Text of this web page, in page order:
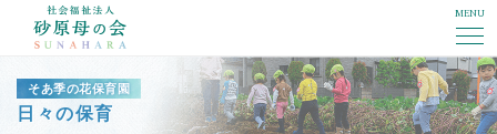
MENU
そあ季の花保育園
日々の保育